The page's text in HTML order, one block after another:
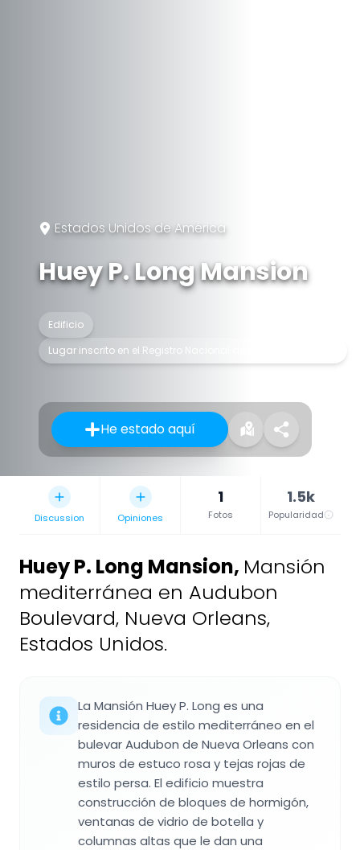
Estados Unidos de América
Huey P. Long Mansion
Edificio
Lugar inscrito en el Registro Nacional de Lugares Históricos
He estado aquí
Discussion Opiniones
1
Fotos
1.5k
Popularidad
Huey P. Long Mansion, Mansión
mediterránea en Audubon
Boulevard, Nueva Orleans,
Estados Unidos.
La Mansión Huey P. Long es una
residencia de estilo mediterráneo en el
bulevar Audubon de Nueva Orleans con
muros de estuco rosa y tejas rojas de
estilo persa. El edificio muestra
construcción de bloques de hormigón,
ventanas de vidrio de botella y
columnas altas que le dan una